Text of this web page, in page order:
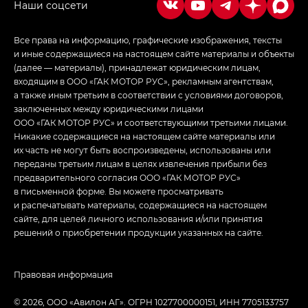
Все права на информацию, графические изображения, тексты
и иные содержащиеся на настоящем сайте материалы и объекты
(далее — материалы), принадлежат юридическим лицам,
входящим в ООО «ГАК МОТОР РУС», рекламным агентствам,
а также иным третьим в соответствии с условиями договоров,
заключенных между юридическими лицами
ООО «ГАК МОТОР РУС» и соответствующими третьими лицами.
Никакие содержащиеся на настоящем сайте материалы или
их часть не могут быть воспроизведены, использованы или
переданы третьим лицам в целях извлечения прибыли без
предварительного согласия ООО «ГАК МОТОР РУС»
в письменной форме. Вы можете просматривать
и распечатывать материалы, содержащиеся на настоящем
сайте, для целей личного использования и/или принятия
решений о приобретении продукции указанных на сайте.
© 2026, ООО «‎Авилон АГ»‎. ОГРН 1027700000151, ИНН 7705133757
Правовая информация